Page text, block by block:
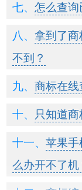
怎么查询
拿到了商
不到？
商标在线
只知道
苹果手
么办开不了机